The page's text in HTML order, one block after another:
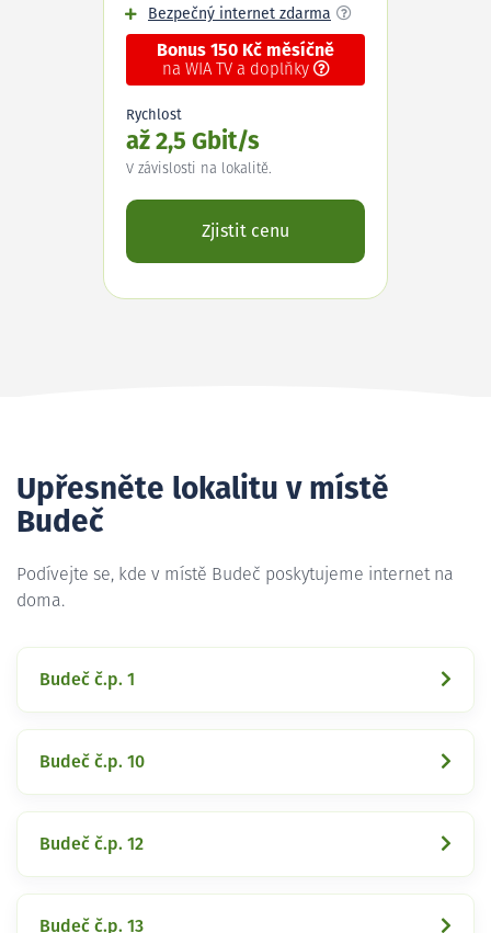
Bezpečný internet zdarma
Bonus 150 Kč měsíčně
na WIA TV a doplňky
Rychlost
až 2,5 Gbit/s
V závislosti na lokalitě.
Zjistit cenu
Upřesněte lokalitu v místě
Budeč
Podívejte se, kde v místě Budeč poskytujeme internet na
doma.
Budeč č.p. 1
Budeč č.p. 10
Budeč č.p. 12
Budeč č.p. 13